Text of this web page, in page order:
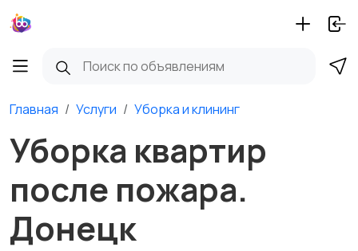
Главная Услуги Уборка и клининг
Уборка квартир
после пожара.
Донецк